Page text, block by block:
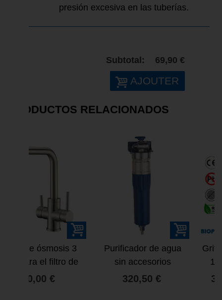
presión excesiva en las tuberías.
Subtotal: 69,90 €
AJOUTER
PRODUCTOS RELACIONADOS
Purificador de agua
sin accesorios
320,50 €
Grifo para ósmosis de
1 vía o purificador
35,52 €